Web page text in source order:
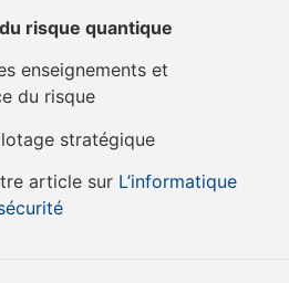
risque quantique
enseignements et
du risque
stratégique
article sur L’informatique